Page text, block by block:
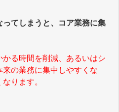
ってしまうと、コア業務に集
る時間を削減、あるいはシ
の業務に集中しやすくな
ります。